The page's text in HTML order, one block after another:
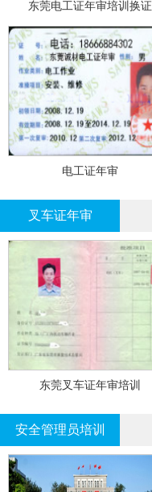
东莞电工证年审培训换证
电工证年审
叉车证年审
东莞叉车证年审培训
安全管理员培训